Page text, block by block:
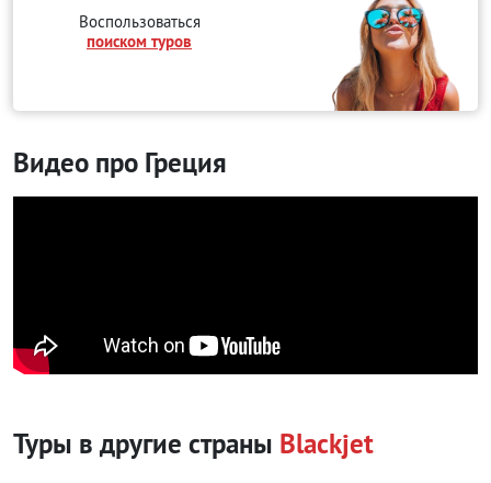
Воспользоваться
поиском туров
Видео про Греция
Туры в другие страны Blackjet